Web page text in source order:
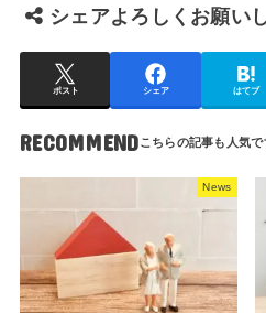
シェアよろしくお願い
ポスト シェア はてブ
RECOMMEND
News